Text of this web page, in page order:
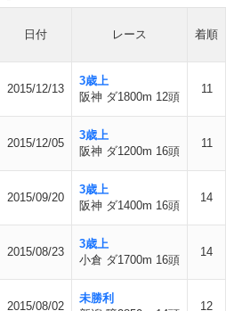
日付 レース 着順
2015/12/13
3歳上
阪神 ダ1800m 12頭
11
2015/12/05
3歳上
阪神 ダ1200m 16頭
11
2015/09/20
3歳上
阪神 ダ1400m 16頭
14
2015/08/23
3歳上
小倉 ダ1700m 16頭
14
2015/08/02
未勝利
12